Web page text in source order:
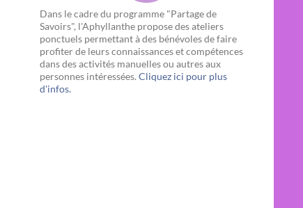
Dans le cadre du programme "Partage de
Savoirs", l'Aphyllanthe propose des ateliers
ponctuels permettant à des bénévoles de faire
profiter de leurs connaissances et compétences
dans des activités manuelles ou autres aux
personnes intéressées. Cliquez ici pour plus
d'infos.